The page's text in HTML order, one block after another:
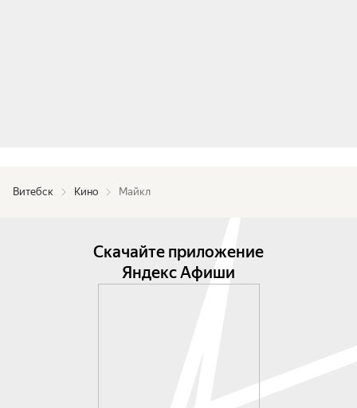
Витебск Кино Майкл
Скачайте приложение
Яндекс Афиши